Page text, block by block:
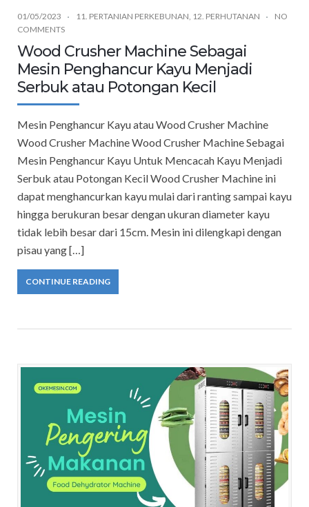
01/05/2023 11. PERTANIAN PERKEBUNAN 12. PERHUTANAN
NO
COMMENTS
Wood Crusher Machine Sebagai
Mesin Penghancur Kayu Menjadi
Serbuk atau Potongan Kecil
Mesin Penghancur Kayu atau Wood Crusher Machine
Wood Crusher Machine Wood Crusher Machine Sebagai
Mesin Penghancur Kayu Untuk Mencacah Kayu Menjadi
Serbuk atau Potongan Kecil Wood Crusher Machine ini
dapat menghancurkan kayu mulai dari ranting sampai kayu
hingga berukuran besar dengan ukuran diameter kayu
tidak lebih besar dari 15cm. Mesin ini dilengkapi dengan
pisau yang […]
CONTINUE READING